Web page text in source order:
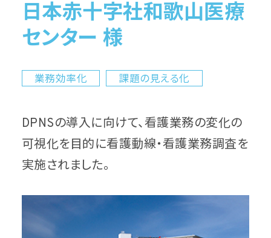
日本赤十字社和歌山医療
センター 様
業務効率化 課題の見える化
DPNSの導入に向けて、看護業務の変化の
可視化を目的に看護動線・看護業務調査を
実施されました。